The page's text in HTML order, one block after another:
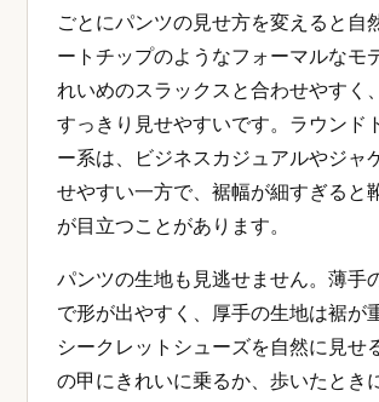
ごとにパンツの見せ方を変えると自
ートチップのようなフォーマルなモ
れいめのスラックスと合わせやすく
すっきり見せやすいです。ラウンド
ー系は、ビジネスカジュアルやジャ
せやすい一方で、裾幅が細すぎると
が目立つことがあります。
パンツの生地も見逃せません。薄手
で形が出やすく、厚手の生地は裾が
シークレットシューズを自然に見せ
の甲にきれいに乗るか、歩いたとき